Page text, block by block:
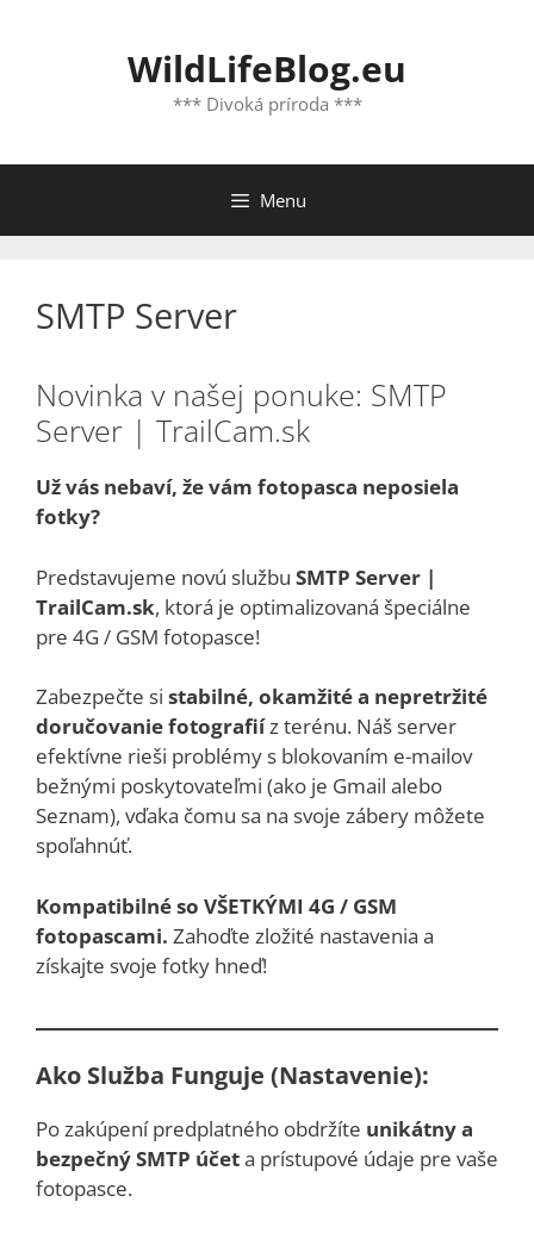
WildLifeBlog.eu
*** Divoká príroda ***
Menu
SMTP Server
Novinka v našej ponuke: SMTP
Server | TrailCam.sk
Už vás nebaví, že vám fotopasca neposiela
fotky?
Predstavujeme novú službu SMTP Server |
TrailCam.sk, ktorá je optimalizovaná špeciálne
pre 4G / GSM fotopasce!
Zabezpečte si stabilné, okamžité a nepretržité
doručovanie fotografiíz terénu. Náš server
efektívne rieši problémy s blokovaním e-mailov
bežnými poskytovateľmi (ako je Gmail alebo
Seznam), vďaka čomu sa na svoje zábery môžete
spoľahnúť.
Kompatibilné so VŠETKÝMI 4G / GSM
fotopascami. Zahoďte zložité nastavenia a
získajte svoje fotky hneď!
Ako Služba Funguje (Nastavenie):
Po zakúpení predplatného obdržíte unikátny a
bezpečný SMTP účeta prístupové údaje pre vaše
fotopasce.